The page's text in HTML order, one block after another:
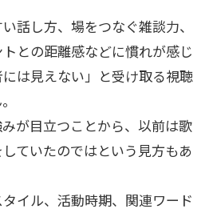
話し方、場をつなぐ雑談力、
との距離感などに慣れが感じ
は見えない」と受け取る視聴
が目立つことから、以前は歌
ていたのではという見方もあ
イル、活動時期、関連ワード